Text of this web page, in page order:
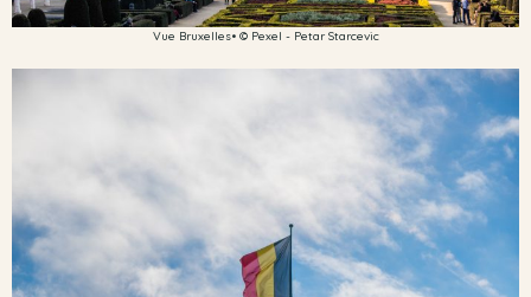
Vue Bruxelles• © Pexel - Petar Starcevic